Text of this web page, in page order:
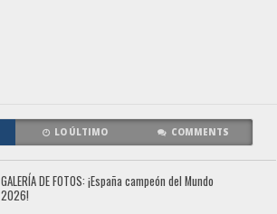
LO ÚLTIMO COMMENTS
GALERÍA DE FOTOS: ¡España campeón del Mundo
2026!